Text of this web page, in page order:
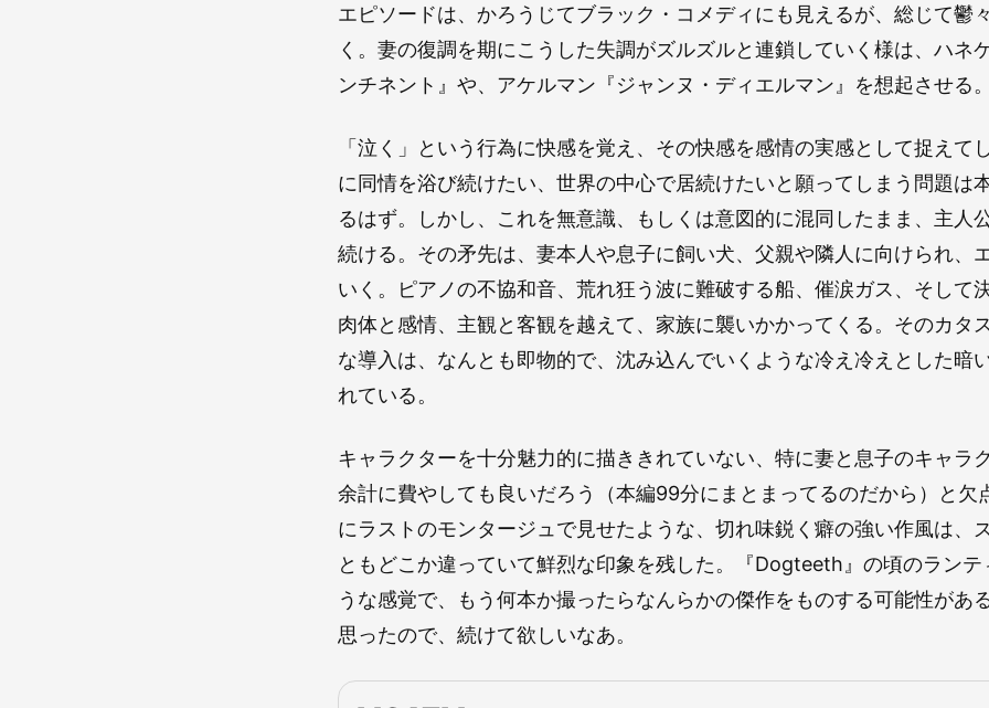
エピソードは、かろうじてブラック・コメディにも見えるが、総じて鬱
く。妻の復調を期にこうした失調がズルズルと連鎖していく様は、ハネ
ンチネント』や、アケルマン『ジャンヌ・ディエルマン』を想起させる
「泣く」という行為に快感を覚え、その快感を感情の実感として捉えて
に同情を浴び続けたい、世界の中心で居続けたいと願ってしまう問題は
るはず。しかし、これを無意識、もしくは意図的に混同したまま、主人
続ける。その矛先は、妻本人や息子に飼い犬、父親や隣人に向けられ、
いく。ピアノの不協和音、荒れ狂う波に難破する船、催涙ガス、そして
肉体と感情、主観と客観を越えて、家族に襲いかかってくる。そのカタ
な導入は、なんとも即物的で、沈み込んでいくような冷え冷えとした暗
れている。
キャラクターを十分魅力的に描ききれていない、特に妻と息子のキャラ
余計に費やしても良いだろう（本編99分にまとまってるのだから）と欠
にラストのモンタージュで見せたような、切れ味鋭く癖の強い作風は、
ともどこか違っていて鮮烈な印象を残した。『Dogteeth』の頃のラン
うな感覚で、もう何本か撮ったらなんらかの傑作をものする可能性があ
思ったので、続けて欲しいなあ。